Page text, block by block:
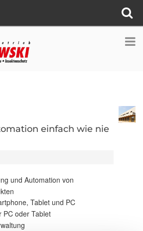
einfach wie nie
und Automation von
Tablet und PC
PC oder Tablet